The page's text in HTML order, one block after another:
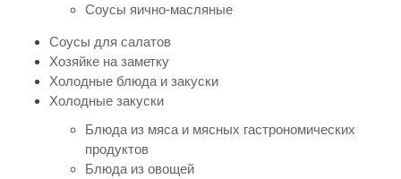
Соусы яично-масляные
Соусы для салатов
Хозяйке на заметку
Холодные блюда и закуски
Холодные закуски
Блюда из мяса и мясных гастрономических
продуктов
Блюда из овощей